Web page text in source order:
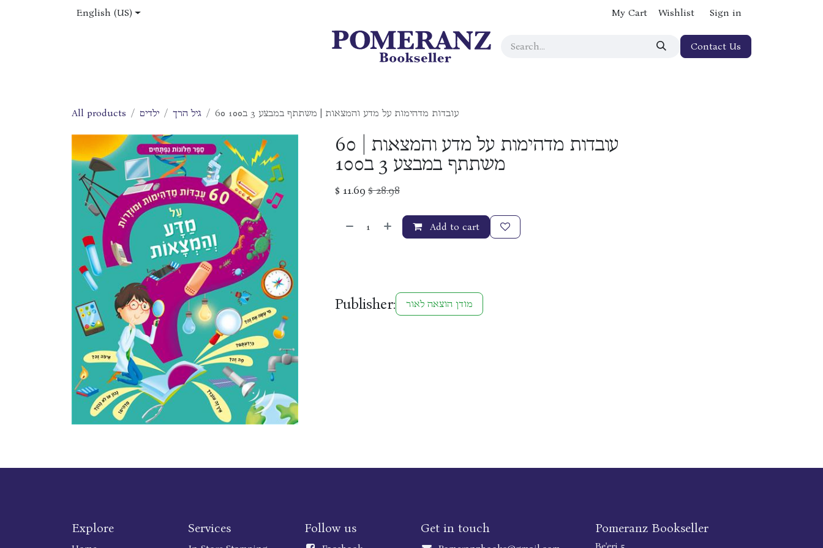
English (US) My Cart Wishlist Sign in
Contact Us
All products ילדים גיל הרך 60 עובדות מדהימות על מדע והמצאות | משתתף במבצע 3 ב100
60 עובדות מדהימות על מדע והמצאות |
משתתף במבצע 3 ב100
$ 11.69 $28.98
Add to cart
Publisher: מודן הוצאה לאור
Explore Services Follow us Get in touch Pomeranz Bookseller